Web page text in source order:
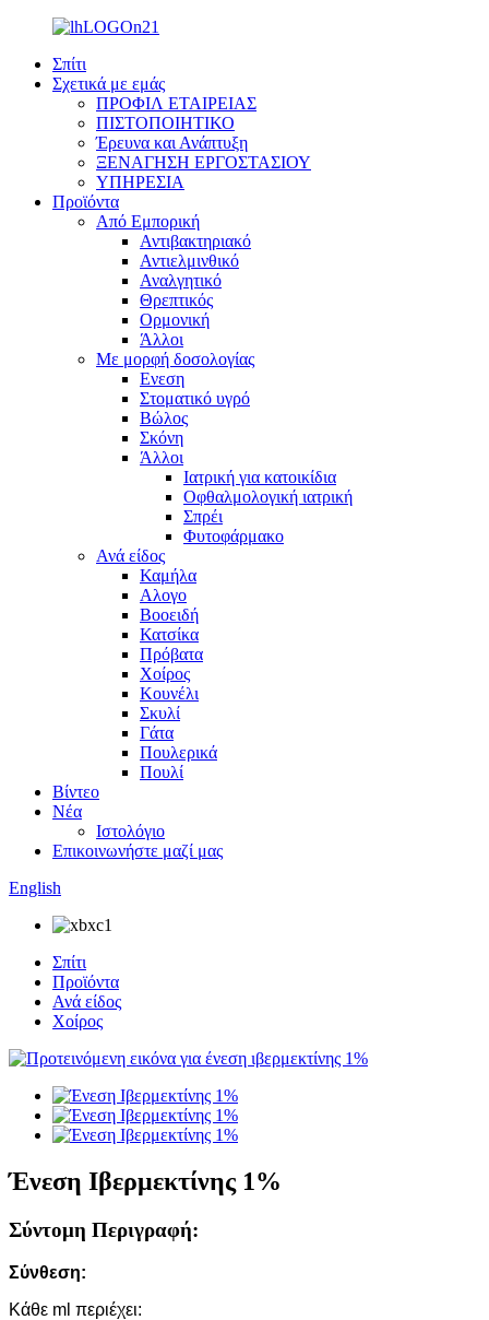
Σπίτι
Σχετικά με εμάς
ΠΡΟΦΙΛ ΕΤΑΙΡΕΙΑΣ
ΠΙΣΤΟΠΟΙΗΤΙΚΟ
Έρευνα και Ανάπτυξη
ΞΕΝΑΓΗΣΗ ΕΡΓΟΣΤΑΣΙΟΥ
ΥΠΗΡΕΣΙΑ
Προϊόντα
Από Εμπορική
Αντιβακτηριακό
Αντιελμινθικό
Αναλγητικό
Θρεπτικός
Ορμονική
Άλλοι
Με μορφή δοσολογίας
Ενεση
Στοματικό υγρό
Βώλος
Σκόνη
Άλλοι
Ιατρική για κατοικίδια
Οφθαλμολογική ιατρική
Σπρέι
Φυτοφάρμακο
Ανά είδος
Καμήλα
Αλογο
Βοοειδή
Κατσίκα
Πρόβατα
Χοίρος
Κουνέλι
Σκυλί
Γάτα
Πουλερικά
Πουλί
Βίντεο
Νέα
Ιστολόγιο
Επικοινωνήστε μαζί μας
English
Σπίτι
Προϊόντα
Ανά είδος
Χοίρος
Ένεση Ιβερμεκτίνης 1%
Σύντομη Περιγραφή:
Σύνθεση:
Κάθε ml περιέχει: